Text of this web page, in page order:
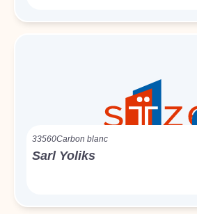
33560Carbon blanc
Sarl Yoliks